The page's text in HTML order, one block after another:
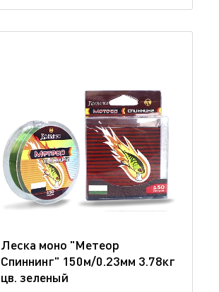
Леска моно "Метеор
Спиннинг" 150м/0.23мм 3.78кг
цв. зеленый